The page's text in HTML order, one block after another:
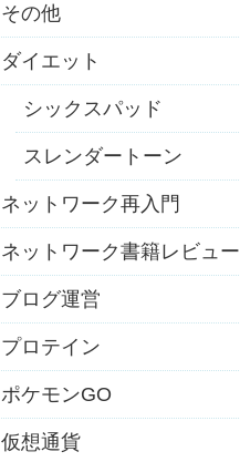
その他
ダイエット
シックスパッド
スレンダートーン
ネットワーク再入門
ネットワーク書籍レビュー
ブログ運営
プロテイン
ポケモンGO
仮想通貨